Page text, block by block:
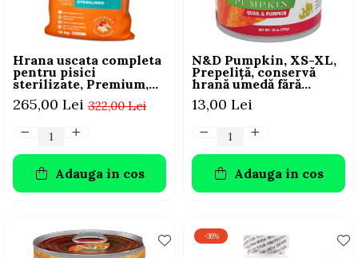
Hrana uscata completa
pentru pisici
sterilizate, Premium,
Club 4 PAWS, 14 kg
322,00 Lei
265,00 Lei
Adauga in cos
N&D Pumpkin, XS-XL,
Prepeliță, conservă
hrană umedă fără
cereale câini, (în sos),
285g
13,00 Lei
Adauga in cos
-36%